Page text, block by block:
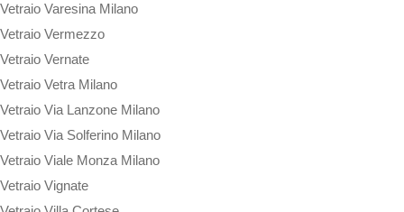
Vetraio Varesina Milano
Vetraio Vermezzo
Vetraio Vernate
Vetraio Vetra Milano
Vetraio Via Lanzone Milano
Vetraio Via Solferino Milano
Vetraio Viale Monza Milano
Vetraio Vignate